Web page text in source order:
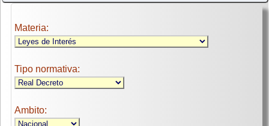
Materia:
Tipo normativa:
Ambito: